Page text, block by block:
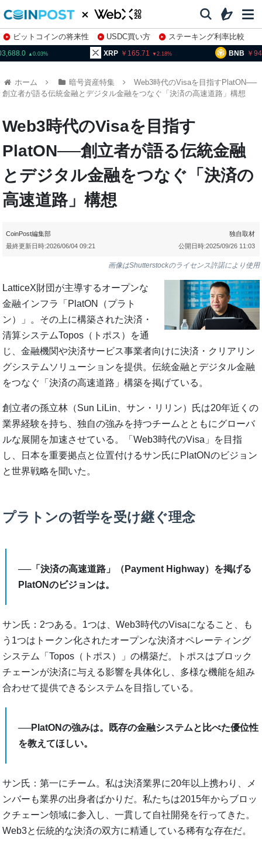
ビットコインの将来性 USDC買い方
ステーキング利率比較
株特集・関連銘柄
165.71 2.18 94,072.4 1.09
ホーム 暗号資産特集
Web3時代のVisaを目指すPlatON──
創立者が語る伝統金融とデジタル金融をつなぐ「決済の高速道路」構想
Web3時代のVisaを目指す
PlatON──創立者が語る伝統金融
とデジタル金融をつなぐ「決済の
高速道路」構想
CoinPost編集部
独自取材
公開日時:2025/09/26 11:03
最終更新日時:2026/06/04 09:21
画像はShutterstockのライセンス許諾により使用
LatticeX財団が主導するオープンな
金融インフラ「PlatON（プラト
ン）」。その上に構築された決済・
清算システムTopos（トポス）を通
じ、金融機関や決済サービス事業者向けに決済・クリアリン
グシステムソリューションを提供。伝統金融とデジタル金融
をつなぐ「決済の高速道路」構築を掲げている。
創立者の孫立林（Sun LiLin、サン・リリン）氏は20年近くの
業界経験を持ち、独自の強みを持つチームとともにグローバ
ルな展開を加速させている。「Web3時代のVisa」を目指
し、日本を重要拠点と位置付けるサン氏にPlatONのビジョン
と世界戦略を聞いた。
プラトンの哲学を受け継ぐ理念
──「決済の高速道路」（Payment Highway）を掲げる
PlatONのビジョンは。
サン氏：2つある。1つは、Web3時代のVisaになること、も
う1つはトークン化されたオープンな決済オペレーティング
システム「Topos（トポス）」の構築だ。トポスはブロック
チェーンが決済に与える影響を具体化し、多様な機能を組み
合わせて提供できるシステムを目指している。
──PlatONの強みは。既存の金融システムと比べた優位性
を教えてほしい。
サン氏：第一にチーム。私は決済業界に20年以上携わり、メ
ンバーも業界の出身者ばかりだ。私たちは2015年からブロッ
クチェーン領域に参入し、一貫して自社開発を行ってきた。
Web3と伝統的な決済の双方に精通している稀有な存在だ。